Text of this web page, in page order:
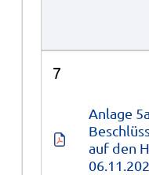
7
Anlage
auf den